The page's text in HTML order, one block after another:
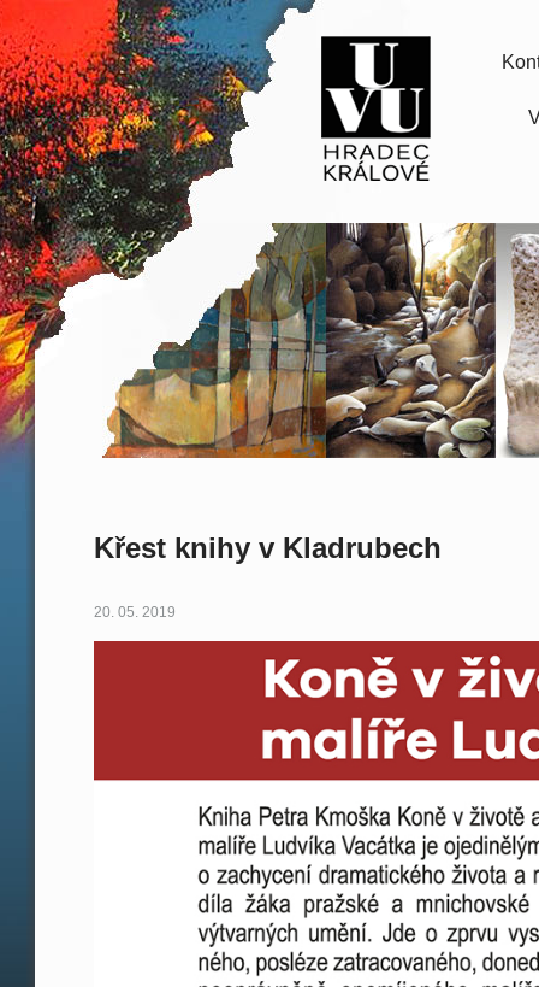
Křest knihy v Kladrubech
20. 05. 2019